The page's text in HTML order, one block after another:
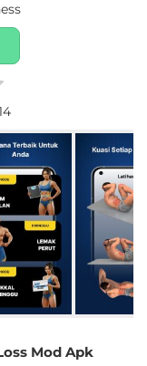
Mod Apk